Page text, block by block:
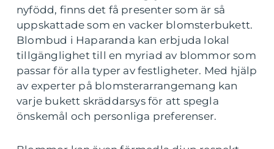
nyfödd, finns det få presenter som är så
uppskattade som en vacker blomsterbukett.
Blombud i Haparanda kan erbjuda lokal
tillgänglighet till en myriad av blommor som
passar för alla typer av festligheter. Med hjälp
av experter på blomsterarrangemang kan
varje bukett skräddarsys för att spegla
önskemål och personliga preferenser.